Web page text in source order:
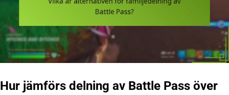
Hur jämförs delning av Battle Pass över